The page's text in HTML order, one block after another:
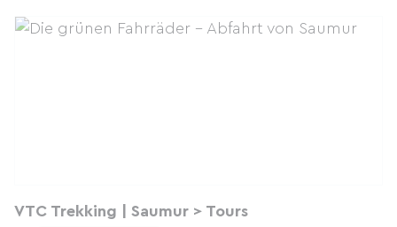
VTC Trekking | Saumur > Tours